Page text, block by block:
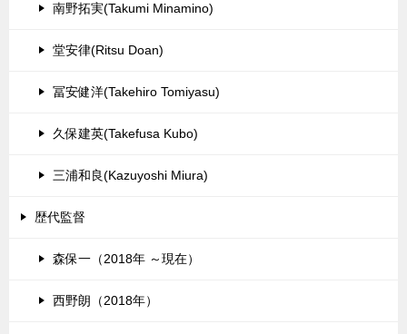
南野拓実(Takumi Minamino)
堂安律(Ritsu Doan)
冨安健洋(Takehiro Tomiyasu)
久保建英(Takefusa Kubo)
三浦和良(Kazuyoshi Miura)
歴代監督
森保一（2018年 ～現在）
西野朗（2018年）